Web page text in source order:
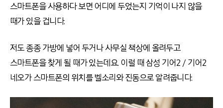
스마트폰을 사용하다 보면 어디에 두었는지 기억이 나지 않을
때가 있을 겁니다.
저도 종종 가방에 넣어 두거나 사무실 책상에 올려두고
스마트폰을 찾게 될 때가 있는데요. 이럴 때 삼성 기어2 / 기어2
네오가 스마트폰의 위치를 벨소리와 진동으로 알려줍니다.